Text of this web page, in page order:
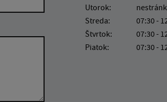
Utorok:
Streda:
07:30 -
Štvrtok:
07:30 -
Piatok:
07:30 -